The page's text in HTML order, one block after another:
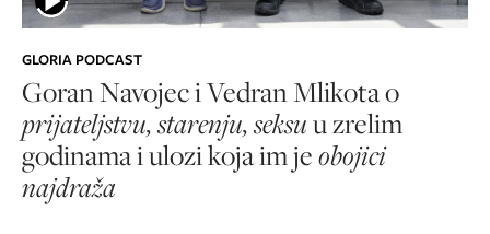
GLORIA PODCAST
Goran Navojec i Vedran Mlikota o
prijateljstvu, starenju, seksuu zrelim
godinama i ulozi koja im jeobojici
najdraža